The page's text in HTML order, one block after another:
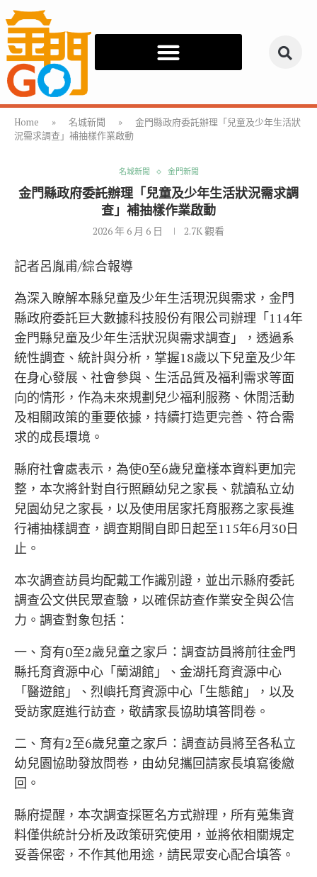
Home » 名城新聞 »
金門縣政府委託辦理「兒童及少年生活狀
況需求調查」補抽樣作業啟動
名城新聞 金門新聞
金門縣政府委託辦理「兒童及少年生活狀況需求調
查」補抽樣作業啟動
2026 年 6 月 6 日 2.7K觀看
記者呂胤甫/綜合報導
為深入瞭解本縣兒童及少年生活現況與需求，金門
縣政府委託巨大數據科技股份有限公司辦理「114年
金門縣兒童及少年生活狀況與需求調查」，透過系
統性調查、統計與分析，掌握18歲以下兒童及少年
在身心發展、社會參與、生活品質及福利需求等面
向的情形，作為未來規劃兒少福利服務、休閒活動
及相關政策的重要依據，持續打造更完善、符合需
求的成長環境。
縣府社會處表示，為使0至6歲兒童樣本資料更加完
整，本次將針對自行照顧幼兒之家長、就讀私立幼
兒園幼兒之家長，以及使用居家托育服務之家長進
行補抽樣調查，調查期間自即日起至115年6月30日
止。
本次調查訪員均配戴工作識別證，並出示縣府委託
調查公文供民眾查驗，以確保訪查作業安全與公信
力。調查對象包括：
一、育有0至2歲兒童之家戶：調查訪員將前往金門
縣托育資源中心「蘭湖館」、金湖托育資源中心
「醫遊館」、烈嶼托育資源中心「生態館」，以及
受訪家庭進行訪查，敬請家長協助填答問卷。
二、育有2至6歲兒童之家戶：調查訪員將至各私立
幼兒園協助發放問卷，由幼兒攜回請家長填寫後繳
回。
縣府提醒，本次調查採匿名方式辦理，所有蒐集資
料僅供統計分析及政策研究使用，並將依相關規定
妥善保密，不作其他用途，請民眾安心配合填答。